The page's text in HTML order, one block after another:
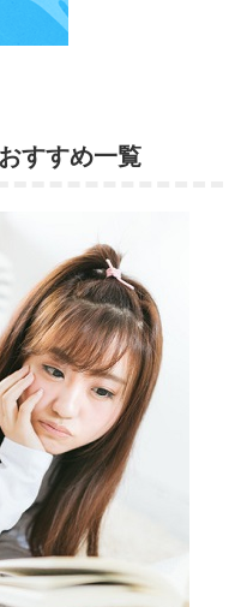
すすめ一覧